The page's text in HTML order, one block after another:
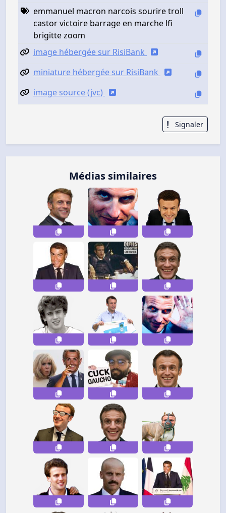
emmanuel macron narcois sourire troll
castor victoire barrage en marche lfi
brigitte zoom
image hébergée sur RisiBank
miniature hébergée sur RisiBank
image source (jvc)
Signaler
Médias similaires